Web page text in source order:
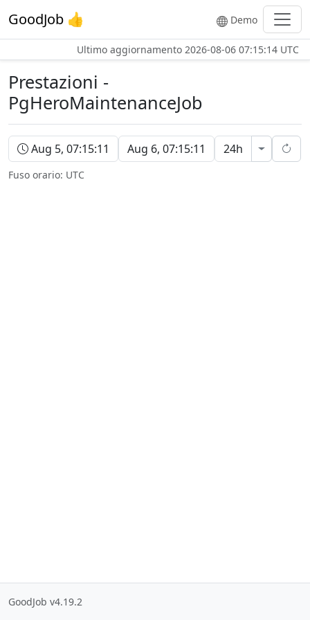
GoodJob 👍 Demo
Ultimo aggiornamento 2026-08-06 07:15:14 UTC
Prestazioni -
PgHeroMaintenanceJob
Intervallo di tempo delle prestazioni
Aug 5, 07:15:11 Aug 6, 07:15:11 24h Apri
Fuso orario: UTC
GoodJob v4.19.2